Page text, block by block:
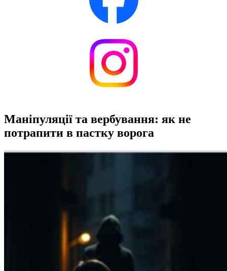
Маніпуляції та вербування: як не
потрапити в пастку ворога